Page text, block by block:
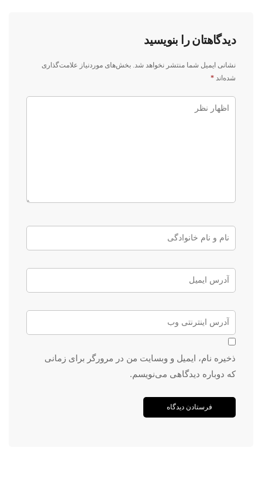
دیدگاهتان را بنویسید
نشانی ایمیل شما منتشر نخواهد شد. بخش‌های موردنیاز علامت‌گذاری
شده‌اند *
ذخیره نام، ایمیل و وبسایت من در مرورگر برای زمانی
که دوباره دیدگاهی می‌نویسم.